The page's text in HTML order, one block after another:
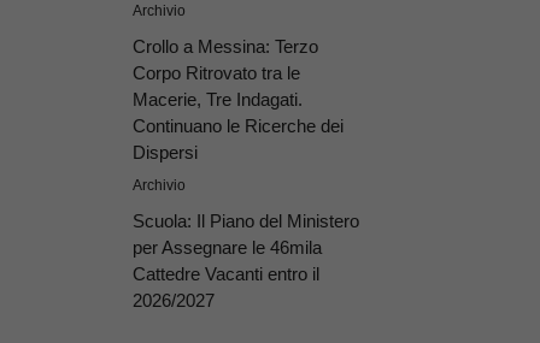
Archivio
Crollo a Messina: Terzo
Corpo Ritrovato tra le
Macerie, Tre Indagati.
Continuano le Ricerche dei
Dispersi
Archivio
Scuola: Il Piano del Ministero
per Assegnare le 46mila
Cattedre Vacanti entro il
2026/2027